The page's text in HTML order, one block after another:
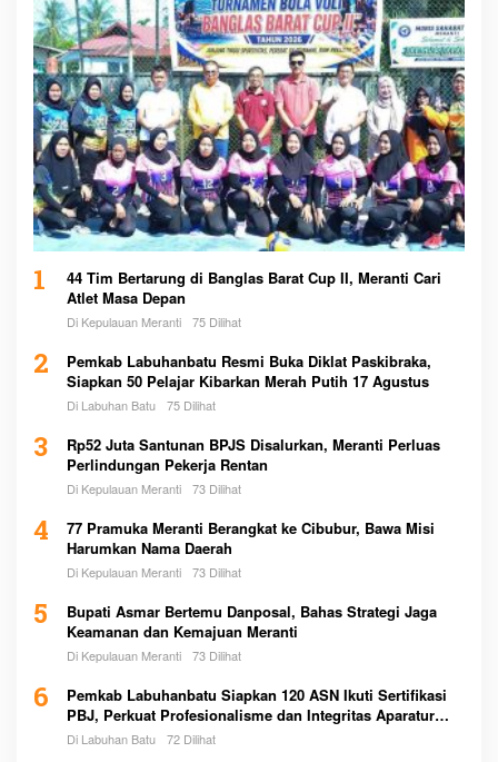
1
44 Tim Bertarung di Banglas Barat Cup II, Meranti Cari
Atlet Masa Depan
Di Kepulauan Meranti 75 Dilihat
2
Pemkab Labuhanbatu Resmi Buka Diklat Paskibraka,
Siapkan 50 Pelajar Kibarkan Merah Putih 17 Agustus
Di Labuhan Batu 75 Dilihat
3
Rp52 Juta Santunan BPJS Disalurkan, Meranti Perluas
Perlindungan Pekerja Rentan
Di Kepulauan Meranti 73 Dilihat
4
77 Pramuka Meranti Berangkat ke Cibubur, Bawa Misi
Harumkan Nama Daerah
Di Kepulauan Meranti 73 Dilihat
5
Bupati Asmar Bertemu Danposal, Bahas Strategi Jaga
Keamanan dan Kemajuan Meranti
Di Kepulauan Meranti 73 Dilihat
6
Pemkab Labuhanbatu Siapkan 120 ASN Ikuti Sertifikasi
PBJ, Perkuat Profesionalisme dan Integritas Aparatur
Pemerintah
Di Labuhan Batu 72 Dilihat